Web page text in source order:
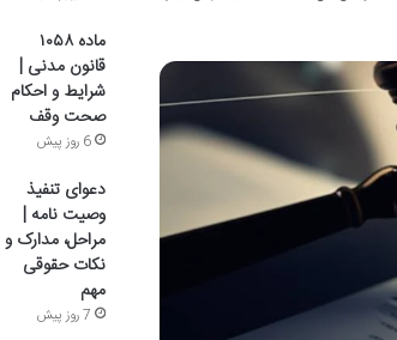
ماده ۱۰۵۸
قانون مدنی |
شرایط و احکام
صحت وقف
6 روز پیش
دعوای تنفیذ
وصیت نامه |
مراحل، مدارک و
نکات حقوقی
مهم
7 روز پیش